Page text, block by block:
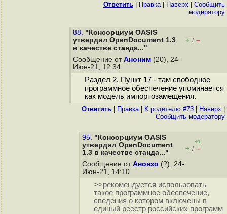
Ответить Правка| Наверх
Cообщить
модератору
88. "Консорциум OASIS
утвердил OpenDocument 1.3
в качестве станда..."
+ / –
Сообщение от Аноним (20), 24-
Июн-21, 12:34
Раздел 2, Пункт 17 - там свободное
программное обеспечение упоминается
как модель импортозамещения.
Ответить Правка| К родителю #73 Наверх
Cообщить модератору
95. "Консорциум OASIS
утвердил OpenDocument
1.3 в качестве станда..."
+1
+ / –
Сообщение от Анонзо (?), 24-
Июн-21, 14:10
>>рекомендуется использовать
такое программное обеспечение,
сведения о котором включены в
единый реестр российских программ